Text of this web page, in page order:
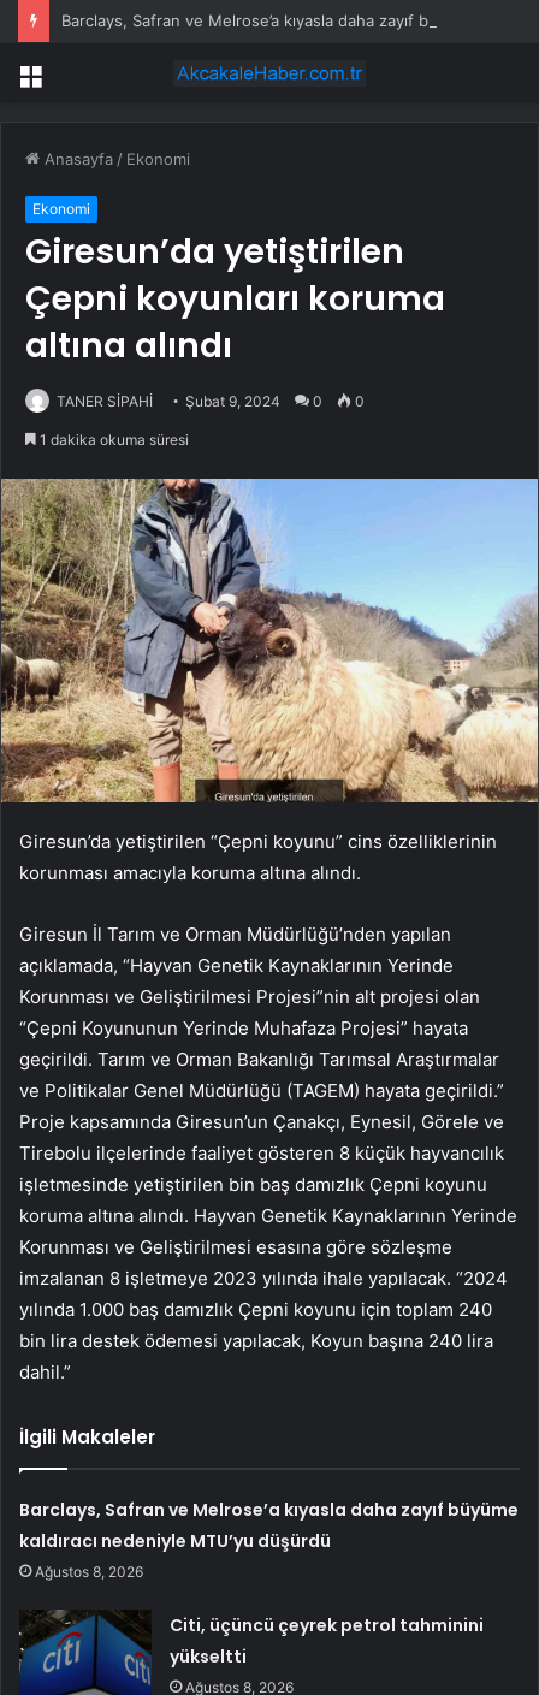
Menü
Anasayfa / Ekonomi
Ekonomi
Giresun’da yetiştirilen
Çepni koyunları koruma
altına alındı
TANER SİPAHİ Şubat 9, 2024 0 0
1 dakika okuma süresi
Giresun’da yetiştirilen “Çepni koyunu” cins özelliklerinin
korunması amacıyla koruma altına alındı.
Giresun İl Tarım ve Orman Müdürlüğü’nden yapılan
açıklamada, “Hayvan Genetik Kaynaklarının Yerinde
Korunması ve Geliştirilmesi Projesi”nin alt projesi olan
“Çepni Koyununun Yerinde Muhafaza Projesi” hayata
geçirildi. Tarım ve Orman Bakanlığı Tarımsal Araştırmalar
ve Politikalar Genel Müdürlüğü (TAGEM) hayata geçirildi.”
Proje kapsamında Giresun’un Çanakçı, Eynesil, Görele ve
Tirebolu ilçelerinde faaliyet gösteren 8 küçük hayvancılık
işletmesinde yetiştirilen bin baş damızlık Çepni koyunu
koruma altına alındı. Hayvan Genetik Kaynaklarının Yerinde
Korunması ve Geliştirilmesi esasına göre sözleşme
imzalanan 8 işletmeye 2023 yılında ihale yapılacak. “2024
yılında 1.000 baş damızlık Çepni koyunu için toplam 240
bin lira destek ödemesi yapılacak, Koyun başına 240 lira
dahil.”
İlgili Makaleler
Barclays, Safran ve Melrose’a kıyasla daha zayıf büyüme
kaldıracı nedeniyle MTU’yu düşürdü
Ağustos 8, 2026
Citi, üçüncü çeyrek petrol tahminini
yükseltti
Ağustos 8, 2026